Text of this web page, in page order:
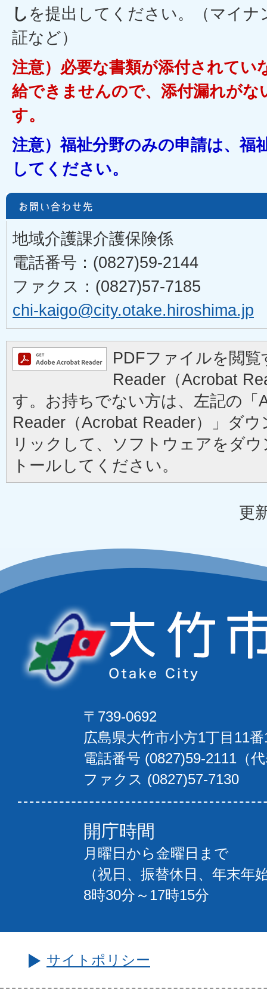
し を提出してください。（マイナ
証など）
注意）必要な書類が添付されてい
給できませんので、添付漏れがな
す。
注意）福祉分野のみの申請は、福
してください。
地域介護課介護保険係
電話番号：(0827)59-2144
ファクス：(0827)57-7185
chi-kaigo@city.otake.hiroshima.jp
PDFファイルを閲
Reader（Acrobat
す。お持ちでない方は、左記の「
Reader（Acrobat Reader）」ダ
リックして、ソフトウェアをダ
トールしてください。
更
〒739-0692
広島県大竹市小方1丁目11
電話番号 (0827)59-2111（
ファクス (0827)57-7130
開庁時間
月曜日から金曜日まで
（祝日、振替休日、年末年
8時30分～17時15分
サイトポリシー